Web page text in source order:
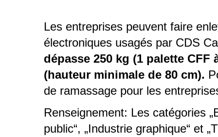
Les entreprises peuvent faire
électroniques usagés par CDS
dépasse 250 kg (1 palette CFF
(hauteur minimale de 80 cm).
de ramassage pour les
Renseignement: Les catégories
public“, „Industrie graphique“ et